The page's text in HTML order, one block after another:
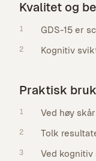
Kvalitet og
1 GDS-15 er
2 Kognitiv
Praktisk bruk
1 Ved høy
2 Tolk
3
Ved